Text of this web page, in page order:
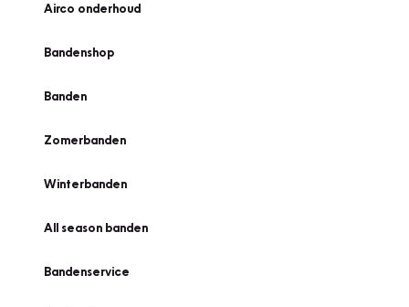
Airco onderhoud
Bandenshop
Banden
Zomerbanden
Winterbanden
All season banden
Bandenservice